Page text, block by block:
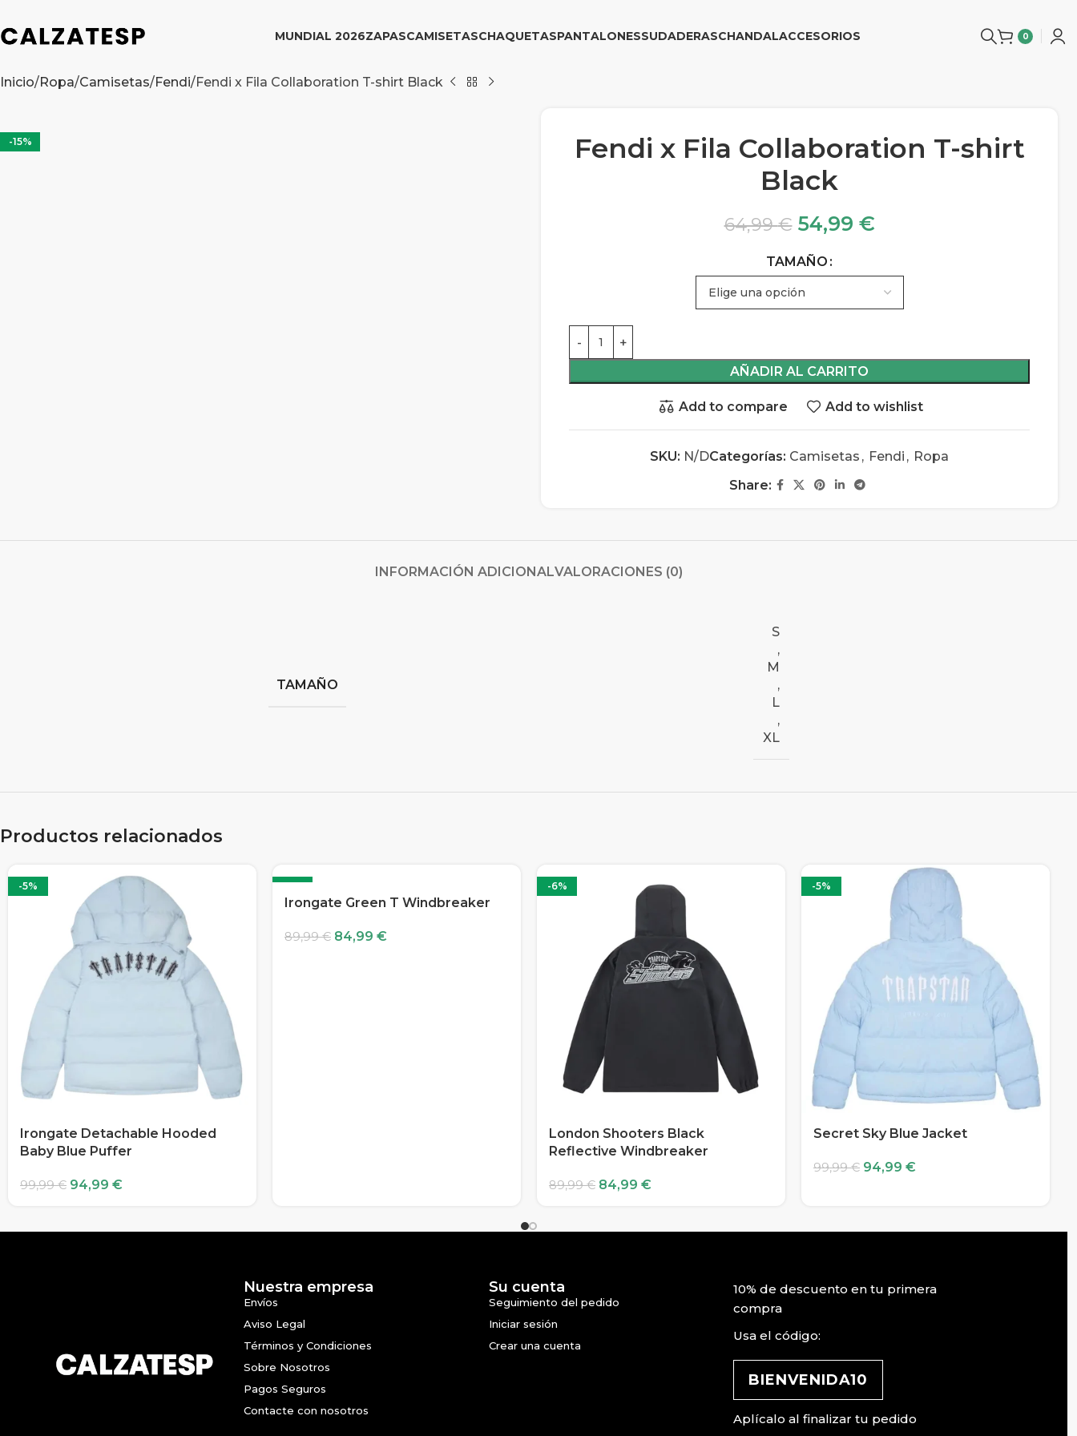
MUNDIAL 2026ZAPASCAMISETASCHAQUETASPANTALONESSUDADERASCHANDALACCESORIOS 0
Inicio Ropa Camisetas Fendi Fendi x Fila Collaboration T-shirt Black
-15%
Fendi x Fila Collaboration T-shirt
Black
64,99€ 54,99 €
TAMAÑO
AÑADIR AL CARRITO
Add to compare Add to wishlist
SKU: N/DCategorías: Camisetas , Fendi , Ropa
Share:
INFORMACIÓN ADICIONALVALORACIONES (0)
TAMAÑO
S
,
M
,
L
,
XL
Productos relacionados
-5%
Irongate Detachable Hooded
Baby Blue Puffer
99,99€ 94,99 €
-6%
Irongate Green T Windbreaker
89,99€ 84,99 €
-6%
London Shooters Black
Reflective Windbreaker
89,99€ 84,99 €
-5%
Secret Sky Blue Jacket
99,99€ 94,99 €
Nuestra empresa
Envíos
Aviso Legal
Términos y Condiciones
Sobre Nosotros
Pagos Seguros
Contacte con nosotros
Su cuenta
Seguimiento del pedido
Iniciar sesión
Crear una cuenta
10% de descuento en tu primera
compra
Usa el código:
BIENVENIDA10
Aplícalo al finalizar tu pedido